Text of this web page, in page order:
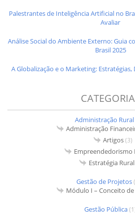
Palestrantes de Inteligência Artificial no
Avaliar
Análise Social do Ambiente Externo: Guia
Brasil 2025
A Globalização e o Marketing: Estratégias,
Administração Rural
Administração
Artigos(3)
Empreendedorismo
Estratégia Rural
Gestão de Projetos
Módulo I – Conceito
Gestão Pública